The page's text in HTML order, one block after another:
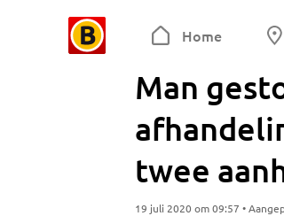
Home
Man
twee
19 juli 2020 om 09:57 •